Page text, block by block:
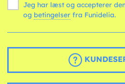
Jeg har læst og accepterer
og betingelser fra Funidelia.